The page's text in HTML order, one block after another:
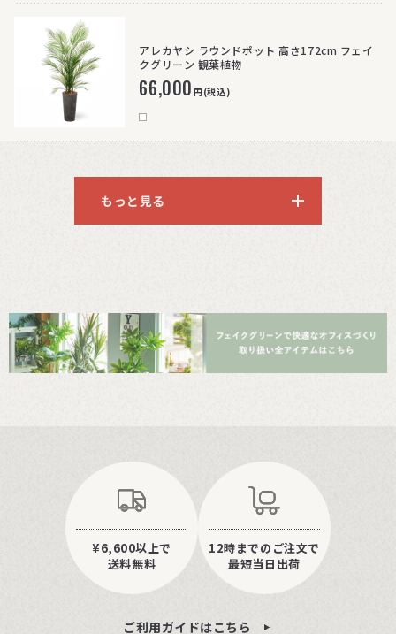
アレカヤシ ラウンドポット 高さ172cm フェイ
クグリーン 観葉植物
66,000円(税込)
もっと見る
¥6,600以上で
送料無料
12時までのご注文で
最短当日出荷
ご利用ガイドはこちら